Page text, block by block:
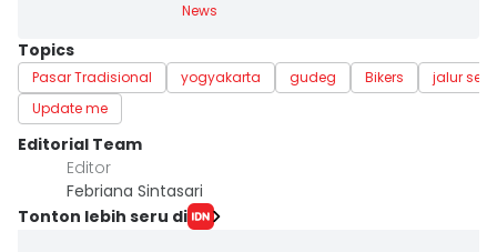
News
Topics
Pasar Tradisional yogyakarta gudeg Bikers
jalur
Update me
Editorial Team
Editor
Febriana Sintasari
Tonton lebih seru di